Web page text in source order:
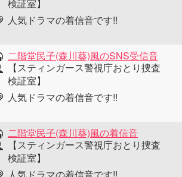
検証室】
人気ドラマの着信音です!!
二階堂民子(森川葵)風のSNS受信音
【スティンガース警視庁おとり捜査
検証室】
人気ドラマの着信音です!!
二階堂民子(森川葵)風の着信音
【スティンガース警視庁おとり捜査
検証室】